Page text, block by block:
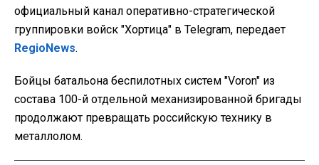
официальный канал оперативно-стратегической
группировки войск "Хортица" в Telegram, передает
RegioNews.
Бойцы батальона беспилотных систем "Voron" из
состава 100-й отдельной механизированной бригады
продолжают превращать российскую технику в
металлолом.